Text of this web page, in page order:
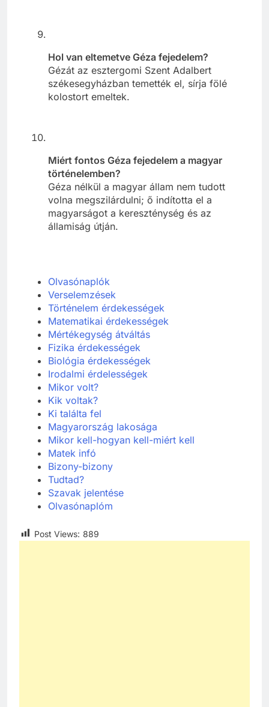
Hol van eltemetve Géza fejedelem?
Gézát az esztergomi Szent Adalbert
székesegyházban temették el, sírja fölé
kolostort emeltek.
Miért fontos Géza fejedelem a magyar
történelemben?
Géza nélkül a magyar állam nem tudott
volna megszilárdulni; ő indította el a
magyarságot a kereszténység és az
államiság útján.
Olvasónaplók
Verselemzések
Történelem érdekességek
Matematikai érdekességek
Mértékegység átváltás
Fizika érdekességek
Biológia érdekességek
Irodalmi érdelességek
Mikor volt?
Kik voltak?
Ki találta fel
Magyarország lakosága
Mikor kell-hogyan kell-miért kell
Matek infó
Bizony-bizony
Tudtad?
Szavak jelentése
Olvasónaplóm
Post Views: 889